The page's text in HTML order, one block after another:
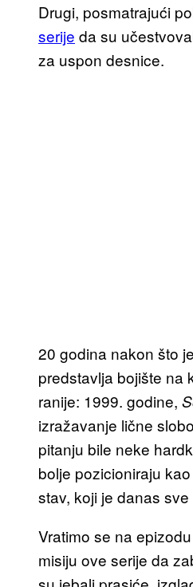
Drugi, posmatrajući
serije da su
za uspon desnice.
20 godina nakon što je
predstavlja bojište na
ranije: 1999. godine,
izražavanje lične
pitanju bile neke
bolje pozicioniraju
stav, koji je danas
Vratimo se na
misiju ove serije da